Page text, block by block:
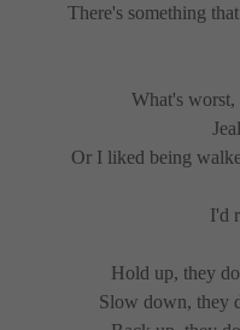
There's something
What's
Or I liked being
I'd
Hold up, they
Slow down, they